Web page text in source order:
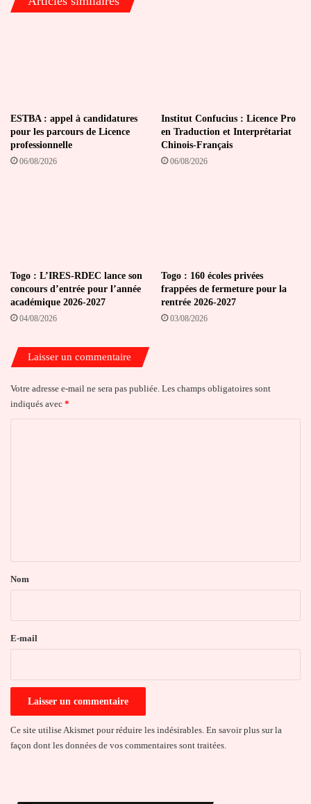
ESTBA : appel à candidatures
pour les parcours de Licence
professionnelle
06/08/2026
Institut Confucius : Licence Pro
en Traduction et Interprétariat
Chinois-Français
06/08/2026
Togo : L’IRES-RDEC lance son
concours d’entrée pour l’année
académique 2026-2027
04/08/2026
Togo : 160 écoles privées
frappées de fermeture pour la
rentrée 2026-2027
03/08/2026
Laisser un commentaire
Votre adresse e-mail ne sera pas publiée. Les champs obligatoires sont
indiqués avec *
a
e
Nom
E-mail
Ce site utilise Akismet pour réduire les indésirables. En savoir plus sur la
façon dont les données de vos commentaires sont traitées